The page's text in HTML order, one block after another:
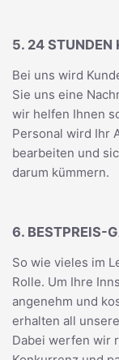
5. 24 STUNDEN
Bei uns wird
Sie uns eine
wir helfen Ihnen
Personal wird Ihr
bearbeiten und
darum kümmern.
6. BESTPREIS-
So wie vieles im
Rolle. Um Ihre
angenehm und
erhalten all
Dabei werfen wir